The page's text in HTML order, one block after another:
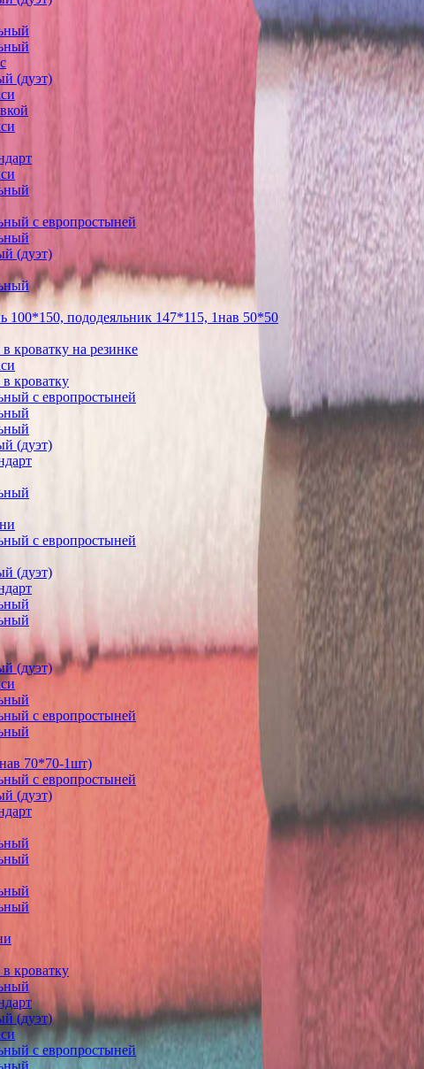
(дуэт)
с европростыней
(дуэт)
100*150, пододеяльник 147*115, 1нав 50*50
кроватку на резинке
кроватку
с европростыней
(дуэт)
с европростыней
(дуэт)
(дуэт)
с европростыней
70*70-1шт)
с европростыней
(дуэт)
кроватку
(дуэт)
с европростыней